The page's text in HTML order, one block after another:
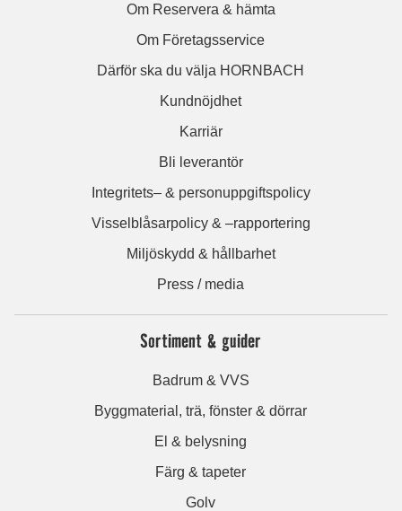
Om Reservera & hämta
Om Företagsservice
Därför ska du välja HORNBACH
Kundnöjdhet
Karriär
Bli leverantör
Integritets– & personuppgiftspolicy
Visselblåsarpolicy & –rapportering
Miljöskydd & hållbarhet
Press / media
Sortiment & guider
Badrum & VVS
Byggmaterial, trä, fönster & dörrar
El & belysning
Färg & tapeter
Golv